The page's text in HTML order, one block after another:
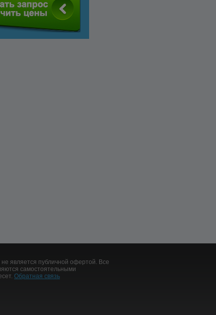
является публичной офертой. Все
самостоятельными
Обратная связь